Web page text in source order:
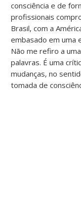
consciência e de
profissionais
Brasil, com a
embasado em uma
Não me refiro a
palavras. É uma
mudanças, no
tomada de